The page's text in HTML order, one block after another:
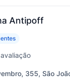
Antipoff
avaliação
355, São